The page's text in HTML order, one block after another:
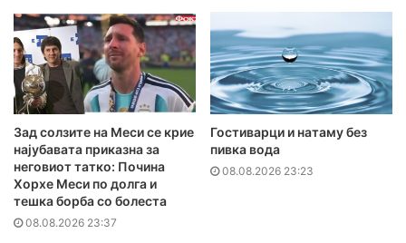
Зад солзите на Меси се крие
најубавата приказна за
неговиот татко: Почина
Хорхе Меси по долга и
тешка борба со болеста
08.08.2026 23:37
Гостиварци и натаму без
пивка вода
08.08.2026 23:23